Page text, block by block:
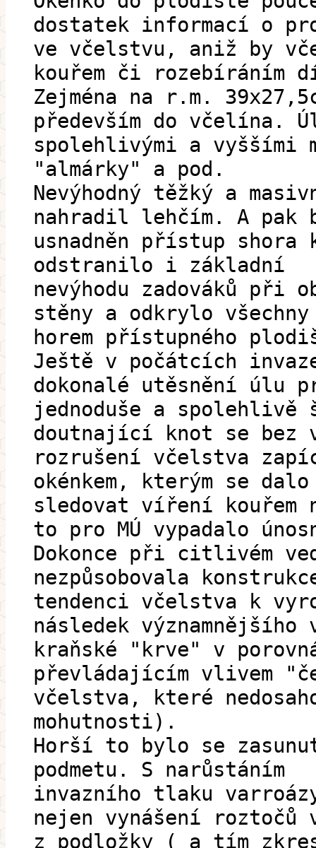
dostatek informací o
ve včelstvu, aniž by
kouřem či rozebíráním
Zejména na r.m.
především do včelína.
spolehlivými a vyššími
"almárky" a pod.
Nevýhodný těžký a
nahradil lehčím. A pak
usnadněn přístup shora
odstranilo i základní
nevýhodu zadováků při
stěny a odkrylo všechny
horem přístupného
Ještě v počátcích
dokonalé utěsnění úlu
jednoduše a spolehlivě
doutnající knot se bez
rozrušení včelstva
okénkem, kterým se dalo
sledovat víření kouřem
to pro MÚ vypadalo
Dokonce při citlivém
nezpůsobovala
tendenci včelstva k
následek
kraňské "krve" v
převládajícím vlivem
včelstva, které
mohutnosti).
Horší to bylo se
podmetu. S narůstáním
invazního tlaku
nejen vynášení roztočů
z podložky ( a tím